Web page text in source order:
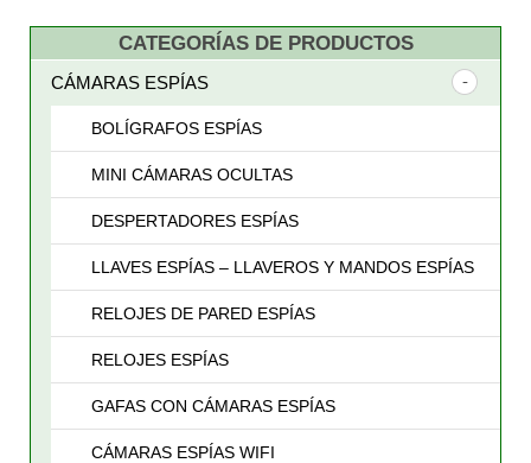
alto
CATEGORÍAS DE PRODUCTOS
CÁMARAS ESPÍAS
BOLÍGRAFOS ESPÍAS
MINI CÁMARAS OCULTAS
DESPERTADORES ESPÍAS
LLAVES ESPÍAS – LLAVEROS Y MANDOS ESPÍAS
RELOJES DE PARED ESPÍAS
RELOJES ESPÍAS
GAFAS CON CÁMARAS ESPÍAS
CÁMARAS ESPÍAS WIFI